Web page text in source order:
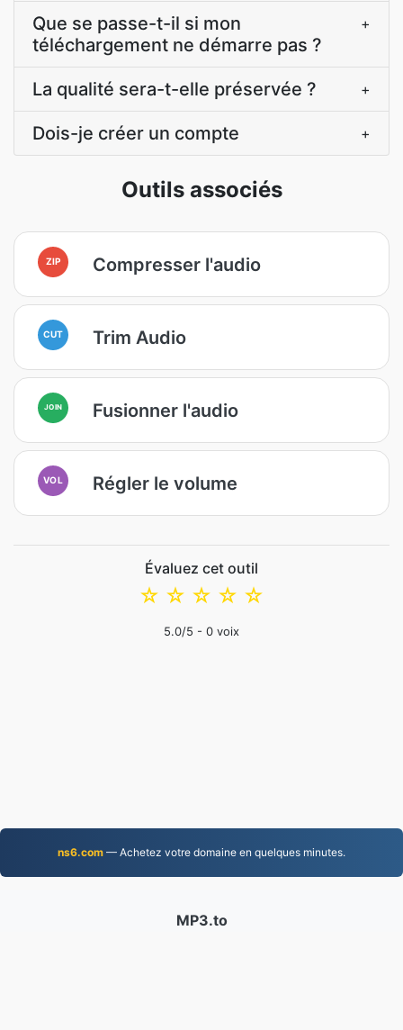
Que se passe-t-il si mon
téléchargement ne démarre pas ?
+
La qualité sera-t-elle préservée ? +
Dois-je créer un compte +
Outils associés
ZIP Compresser l'audio
CUT Trim Audio
JOIN Fusionner l'audio
VOL Régler le volume
Évaluez cet outil
☆
☆
☆
☆
☆
5.0/5 - 0 voix
ns6.com — Achetez votre domaine en quelques minutes.
MP3.to